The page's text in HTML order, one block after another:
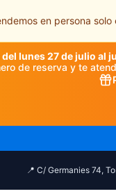
en persona
lunes 27 de julio al
de reserva y te
📍 C/ Germanies 74,